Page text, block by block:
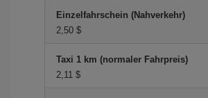
Einzelfahrschein (Nahverkehr)
2,50 $
Taxi 1 km (normaler Fahrpreis)
2,11 $